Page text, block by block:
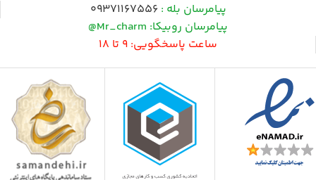
پیامرسان بله : 09371167556
پیامرسان روبیکا: Mr_charm@
ساعت پاسخگویی: 9 تا 18